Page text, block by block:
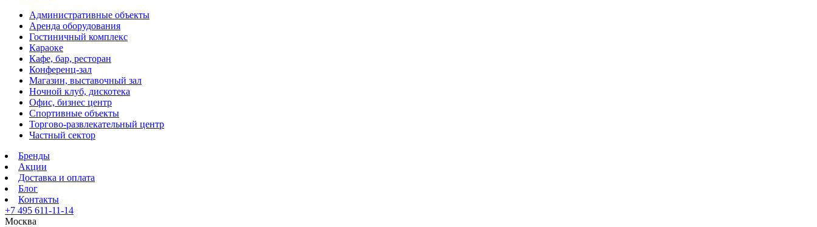
Административные объекты
Аренда оборудования
Гостиничный комплекс
Караоке
Кафе, бар, ресторан
Конференц-зал
Магазин, выставочный зал
Ночной клуб, дискотека
Офис, бизнес центр
Спортивные объекты
Торгово-развлекательный центр
Частный сектор
Бренды
Акции
Доставка и оплата
Блог
Контакты
+7 495 611-11-14
Москва